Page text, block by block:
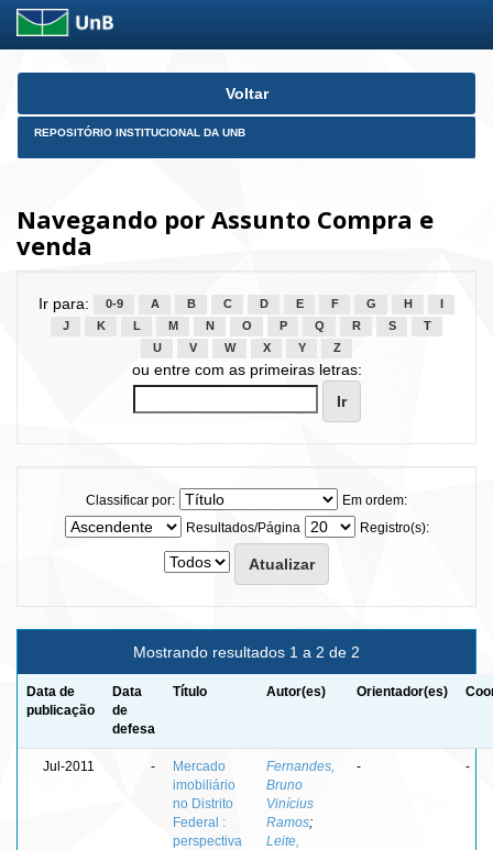
Skip
Voltar
REPOSITÓRIO INSTITUCIONAL DA UNB
Navegando por Assunto Compra e
venda
Ir para: 0-9 A B C D E F G H
J
K L M N O P Q R S
T
U
V W X Y Z
ou entre com as primeiras letras:
Classificar por:
Em ordem:
Resultados/Página
Registro(s):
Mostrando resultados 1 a 2 de 2
Data de
publicação
Data
de
defesa
Título Autor(es) Orientador(es)
Jul-2011 -
Mercado
imobiliário
no Distrito
Federal :
perspectiva
Fernandes,
Bruno
Vinícius
Ramos;
Leite,
- -